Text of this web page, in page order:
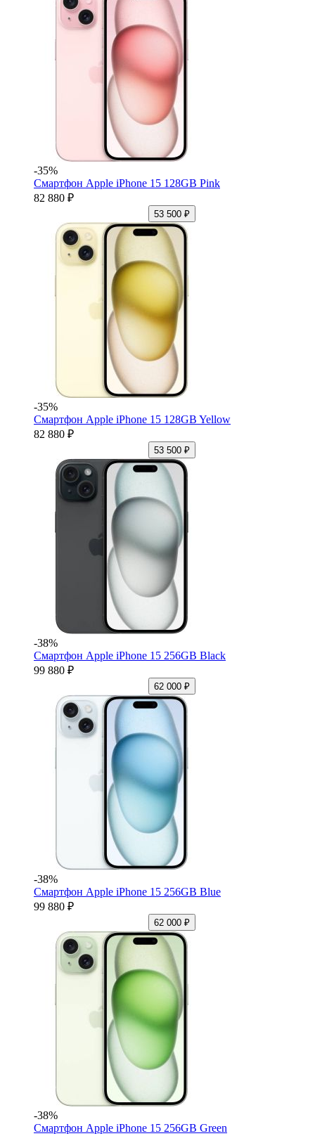
-35%
Смартфон Apple iPhone 15 128GB Pink
82 880 ₽
53 500 ₽
-35%
Смартфон Apple iPhone 15 128GB Yellow
82 880 ₽
53 500 ₽
-38%
Смартфон Apple iPhone 15 256GB Black
99 880 ₽
62 000 ₽
-38%
Смартфон Apple iPhone 15 256GB Blue
99 880 ₽
62 000 ₽
-38%
Смартфон Apple iPhone 15 256GB Green